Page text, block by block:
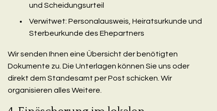
und Scheidungsurteil
Verwitwet: Personalausweis, Heiratsurkunde und
Sterbeurkunde des Ehepartners
Wir senden Ihnen eine Übersicht der benötigten
Dokumente zu. Die Unterlagen können Sie uns oder
direkt dem Standesamt per Post schicken. Wir
organisieren alles Weitere.